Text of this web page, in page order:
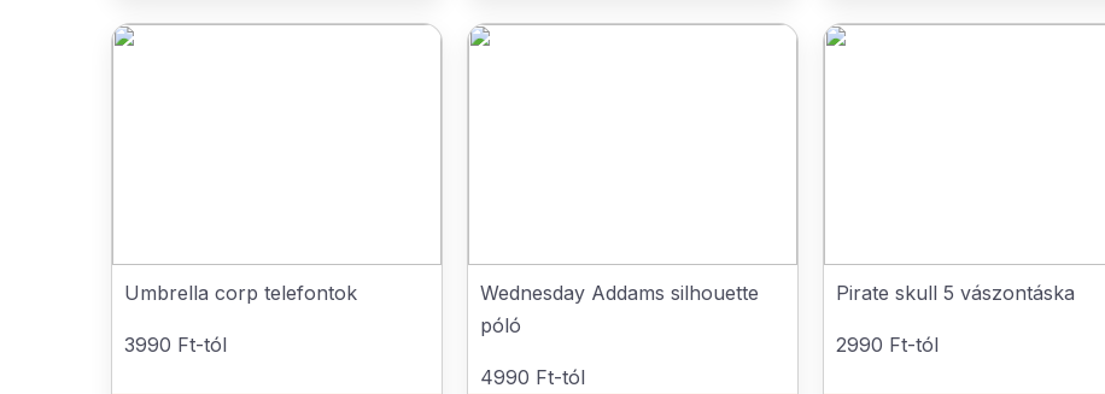
Umbrella corp telefontok
3990 Ft-tól
Wednesday Addams silhouette
póló
4990 Ft-tól
Pirate skull 5 vászontáska
2990 Ft-tól